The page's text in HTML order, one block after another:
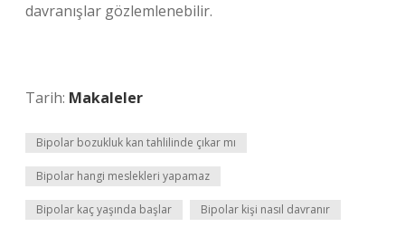
davranışlar gözlemlenebilir.
Tarih: Makaleler
Bipolar bozukluk kan tahlilinde çıkar mı
Bipolar hangi meslekleri yapamaz
Bipolar kaç yaşında başlar Bipolar kişi nasıl davranır